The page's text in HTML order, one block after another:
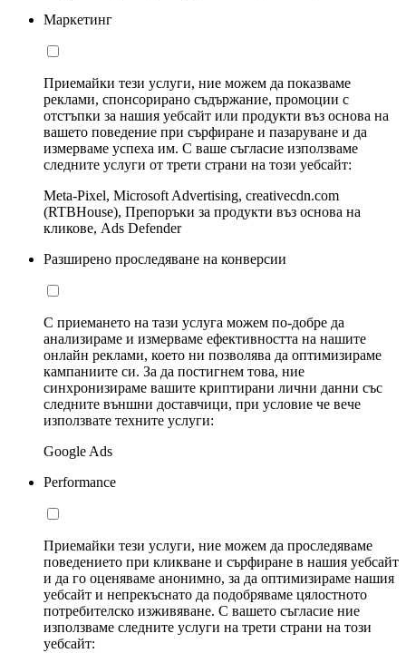
Маркетинг
Приемайки тези услуги, ние можем да показваме
реклами, спонсорирано съдържание, промоции с
отстъпки за нашия уебсайт или продукти въз основа на
вашето поведение при сърфиране и пазаруване и да
измерваме успеха им. С ваше съгласие използваме
следните услуги от трети страни на този уебсайт:
Meta-Pixel, Microsoft Advertising, creativecdn.com
(RTBHouse), Препоръки за продукти въз основа на
кликове, Ads Defender
Разширено проследяване на конверсии
С приемането на тази услуга можем по-добре да
анализираме и измерваме ефективността на нашите
онлайн реклами, което ни позволява да оптимизираме
кампаниите си. За да постигнем това, ние
синхронизираме вашите криптирани лични данни със
следните външни доставчици, при условие че вече
използвате техните услуги:
Google Ads
Performance
Приемайки тези услуги, ние можем да проследяваме
поведението при кликване и сърфиране в нашия уебсайт
и да го оценяваме анонимно, за да оптимизираме нашия
уебсайт и непрекъснато да подобряваме цялостното
потребителско изживяване. С вашето съгласие ние
използваме следните услуги на трети страни на този
уебсайт: